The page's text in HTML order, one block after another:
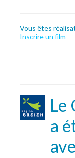
Vous êtes
Inscrire un film
Le
a